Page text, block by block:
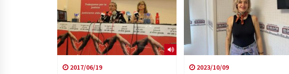
2017/06/19 2023/10/09